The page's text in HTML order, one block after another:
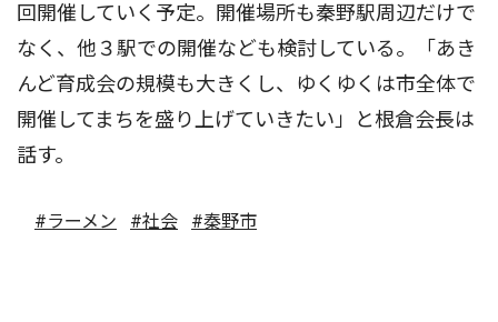
回開催していく予定。開催場所も秦野駅周辺だけで
なく、他３駅での開催なども検討している。「あき
んど育成会の規模も大きくし、ゆくゆくは市全体で
開催してまちを盛り上げていきたい」と根倉会長は
話す。
#ラーメン #社会 #秦野市